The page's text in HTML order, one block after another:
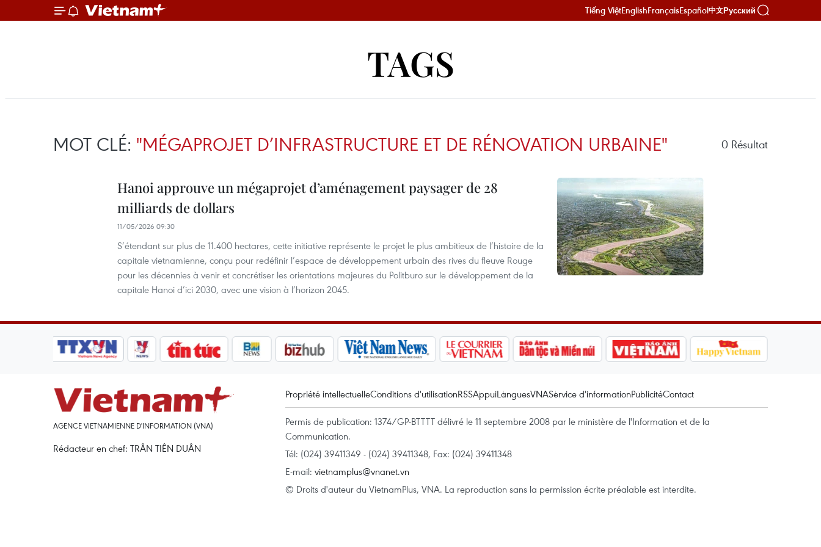
Tiếng ViệtEnglishFrançaisEspañol中文Русский
TAGS
MOT CLÉ: "MÉGAPROJET D’INFRASTRUCTURE ET DE RÉNOVATION URBAINE" 0 Résultat
Hanoi approuve un mégaprojet d’aménagement paysager de 28
milliards de dollars
11/05/2026 09:30
S’étendant sur plus de 11.400 hectares, cette initiative représente le projet le plus ambitieux de l’histoire de la
capitale vietnamienne, conçu pour redéfinir l’espace de développement urbain des rives du fleuve Rouge
pour les décennies à venir et concrétiser les orientations majeures du Politburo sur le développement de la
capitale Hanoi d’ici 2030, avec une vision à l’horizon 2045.
AGENCE VIETNAMIENNE D'INFORMATION (VNA)
Rédacteur en chef: TRÂN TIÊN DUÂN
Propriété intellectuelleConditions d'utilisationRSSAppuiLanguesVNAService d'informationPublicitéContact
Permis de publication: 1374/GP-BTTTT délivré le 11 septembre 2008 par le ministère de l'Information et de la
Communication.
Tél: (024) 39411349 - (024) 39411348, Fax: (024) 39411348
E-mail: vietnamplus@vnanet.vn
© Droits d'auteur du VietnamPlus, VNA. La reproduction sans la permission écrite préalable est interdite.